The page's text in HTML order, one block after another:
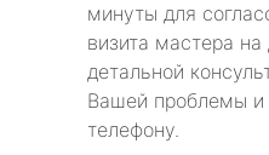
минуты для
визита мастера
детальной
Вашей проблемы и
телефону.